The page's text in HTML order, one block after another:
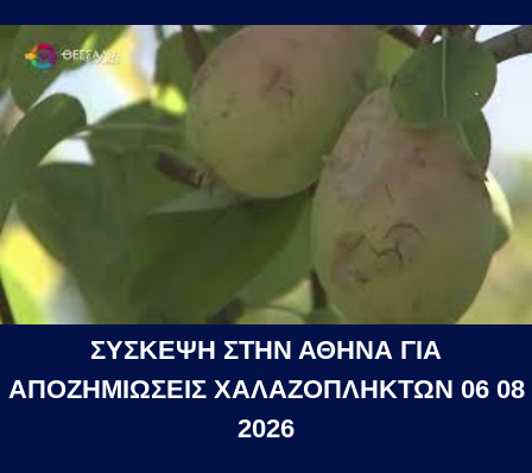
ΣΥΣΚΕΨΗ ΣΤΗΝ ΑΘΗΝΑ ΓΙΑ
ΑΠΟΖΗΜΙΩΣΕΙΣ ΧΑΛΑΖΟΠΛΗΚΤΩΝ 06 08
2026